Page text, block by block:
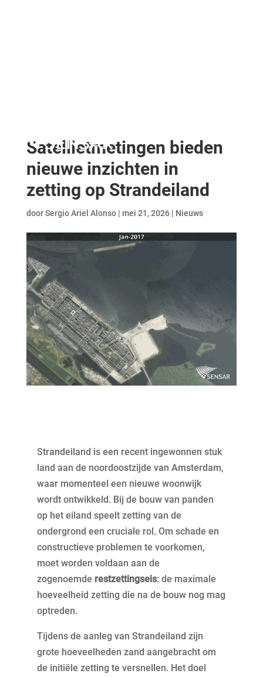
Satellietmetingen bieden
nieuwe inzichten in
zetting op Strandeiland
doorSergio Ariel Alonso| mei 21, 2026| Nieuws
Strandeiland is een recent ingewonnen stuk
land aan de noordoostzijde van Amsterdam,
waar momenteel een nieuwe woonwijk
wordt ontwikkeld. Bij de bouw van panden
op het eiland speelt zetting van de
ondergrond een cruciale rol. Om schade en
constructieve problemen te voorkomen,
moet worden voldaan aan de
zogenoemde restzettingseis: de maximale
hoeveelheid zetting die na de bouw nog mag
optreden.
Tijdens de aanleg van Strandeiland zijn
grote hoeveelheden zand aangebracht om
de initiële zetting te versnellen. Het doel